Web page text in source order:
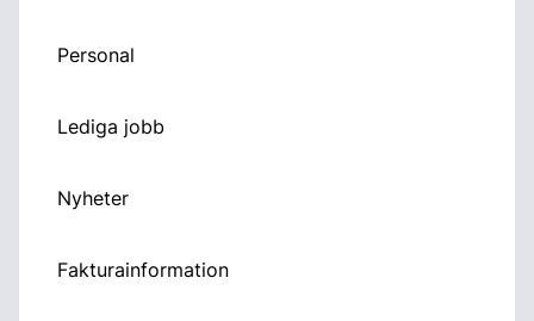
Personal
Lediga jobb
Nyheter
Fakturainformation